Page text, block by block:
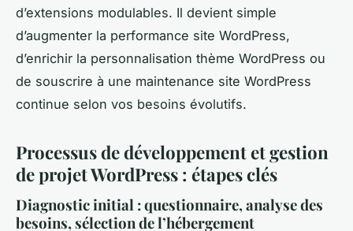
d’extensions modulables. Il devient simple
d’augmenter la performance site WordPress,
d’enrichir la personnalisation thème WordPress ou
de souscrire à une maintenance site WordPress
continue selon vos besoins évolutifs.
Processus de développement et gestion
de projet WordPress : étapes clés
Diagnostic initial : questionnaire, analyse des
besoins, sélection de l’hébergement